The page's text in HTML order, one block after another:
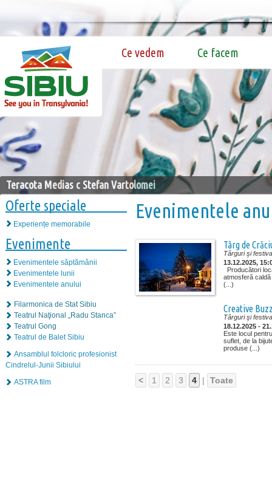
Ce vedem Ce facem
Teracota Medias c Stefan Vartolomei
Oferte speciale
Experiențe memorabile
Evenimente
Evenimentele săptămânii
Evenimentele lunii
Evenimentele anului
Filarmonica de Stat Sibiu
Teatrul Naţional „Radu Stanca”
Teatrul Gong
Teatrul de Balet Sibiu
Ansamblul folcloric profesionist
Cindrelul-Junii Sibiului
ASTRA film
Evenimentele
Târg de
Târguri şi
13.12.2025,
Producători
atmosferă
(...)
Creative
Târguri şi
18.12.2025 -
Este locul
suflet, de la
produse (...)
< 1 2 3 4 | Toate